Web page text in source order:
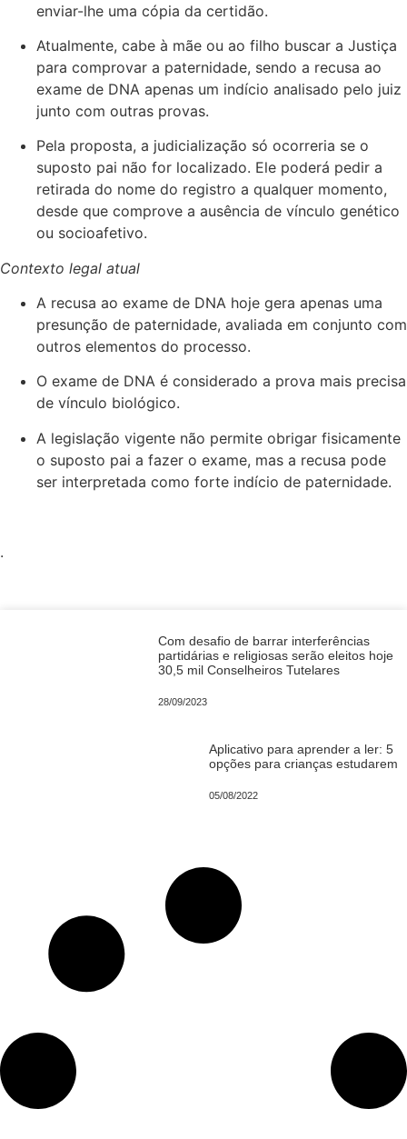
enviar-lhe uma cópia da certidão.
Atualmente, cabe à mãe ou ao filho buscar a Justiça
para comprovar a paternidade, sendo a recusa ao
exame de DNA apenas um indício analisado pelo juiz
junto com outras provas.
Pela proposta, a judicialização só ocorreria se o
suposto pai não for localizado. Ele poderá pedir a
retirada do nome do registro a qualquer momento,
desde que comprove a ausência de vínculo genético
ou socioafetivo.
Contexto legal atual
A recusa ao exame de DNA hoje gera apenas uma
presunção de paternidade, avaliada em conjunto com
outros elementos do processo.
O exame de DNA é considerado a prova mais precisa
de vínculo biológico.
A legislação vigente não permite obrigar fisicamente
o suposto pai a fazer o exame, mas a recusa pode
ser interpretada como forte indício de paternidade.
.
Com desafio de barrar interferências
partidárias e religiosas serão eleitos hoje
30,5 mil Conselheiros Tutelares
28/09/2023
Aplicativo para aprender a ler: 5
opções para crianças estudarem
05/08/2022